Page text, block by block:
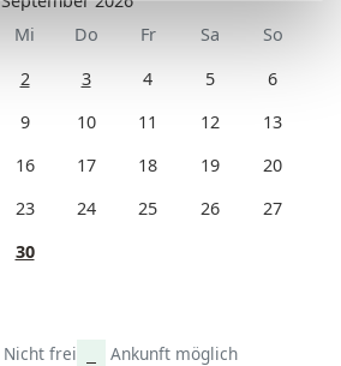
Mi Do Fr Sa
So
2 3 4 5
6
9 10 11 12
13
16 17 18 19
20
23 24 25 26
27
30
Nicht frei Ankunft möglich